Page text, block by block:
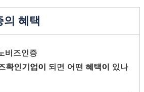
의 혜택
비즈인증
확인기업이 되면 어떤 혜택이 있나